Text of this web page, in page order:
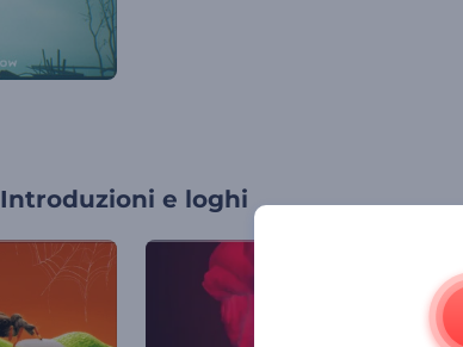
Introduzioni e loghi